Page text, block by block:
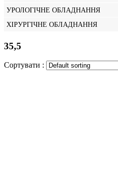
УРОЛОГІЧНЕ ОБЛАДНАННЯ
ХІРУРГІЧНЕ ОБЛАДНАННЯ
35,5
Сортувати :